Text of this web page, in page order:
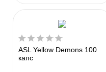
ASL Yellow Demons 100
капс